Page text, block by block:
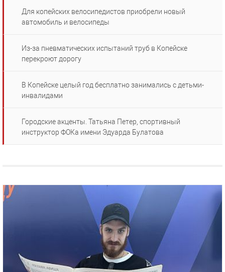
Для копейских велосипедистов приобрели новый
автомобиль и велосипеды
Из-за пневматических испытаний труб в Копейске
перекроют дорогу
В Копейске целый год бесплатно занимались с детьми-
инвалидами
Городские акценты. Татьяна Петер, спортивный
инструктор ФОКа имени Эдуарда Булатова